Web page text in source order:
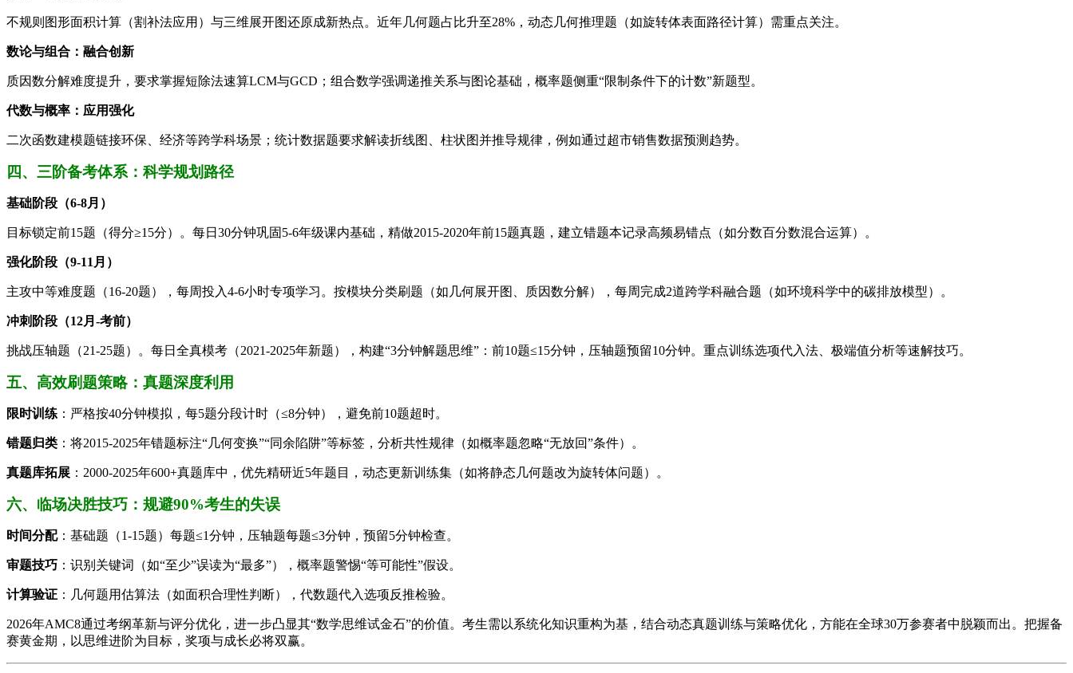
不规则图形面积计算（割补法应用）与三维展开图还原成新热点。近年几何题占比升至28%，动态几何推理题（如旋转体表面路径计算）需重点关注。
​数论与组合：融合创新​
质因数分解难度提升，要求掌握短除法速算LCM与GCD；组合数学强调递推关系与图论基础，概率题侧重“限制条件下的计数”新题型。
​代数与概率：应用强化​
二次函数建模题链接环保、经济等跨学科场景；统计数据题要求解读折线图、柱状图并推导规律，例如通过超市销售数据预测趋势。
四、三阶备考体系：科学规划路径
​基础阶段（6-8月）​
目标锁定前15题（得分≥15分）。每日30分钟巩固5-6年级课内基础，精做2015-2020年前15题真题，建立错题本记录高频易错点（如分数百分数混合运算）。
​强化阶段（9-11月）​
主攻中等难度题（16-20题），每周投入4-6小时专项学习。按模块分类刷题（如几何展开图、质因数分解），每周完成2道跨学科融合题（如环境科学中的碳排放模型）。
​冲刺阶段（12月-考前）​
挑战压轴题（21-25题）。每日全真模考（2021-2025年新题），构建“3分钟解题思维”：前10题≤15分钟，压轴题预留10分钟。重点训练选项代入法、极端值分析等速解技巧。
五、高效刷题策略：真题深度利用
​限时训练​ ​：严格按40分钟模拟，每5题分段计时（≤8分钟），避免前10题超时。
​错题归类​ ​：将2015-2025年错题标注“几何变换”“同余陷阱”等标签，分析共性规律（如概率题忽略“无放回”条件）。
​真题库拓展​ ​：2000-2025年600+真题库中，优先精研近5年题目，动态更新训练集（如将静态几何题改为旋转体问题）。
六、临场决胜技巧：规避90%考生的失误
​时间分配​​：基础题（1-15题）每题≤1分钟，压轴题每题≤3分钟，预留5分钟检查。
​审题技巧​ ​：识别关键词（如“至少”误读为“最多”），概率题警惕“等可能性”假设。
​计算验证​ ​：几何题用估算法（如面积合理性判断），代数题代入选项反推检验。
2026年AMC8通过考纲革新与评分优化，进一步凸显其“数学思维试金石”的价值。考生需以系统化知识重构为基，结合动态真题训练与策略优化，方能在全球30万参赛者中脱颖而出。把握备
赛黄金期，以思维进阶为目标，奖项与成长必将双赢。